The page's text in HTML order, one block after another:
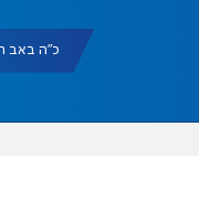
כ"ה באב תשפ"ו